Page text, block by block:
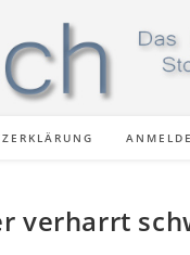
verharrt